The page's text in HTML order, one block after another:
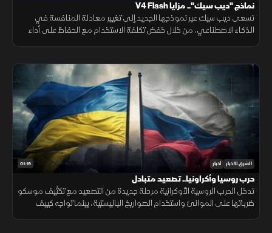
نماذج "ديب سيك".. مزايا V4 Flash
تسعى ديب سيك عبر نموذجها الجديد إلى تغيير معادلة المنافسة في
الذكاء الاصطناعي، من خلال خفض تكلفة الاستخدام مع الحفاظ على أداء
01:19 الشرق للأخبار أخبار
حرب روسيا وأكراونيا.. تصعيد متبادل
تدخل الحرب الروسية الأوكرانية مرحلة جديدة من التصعيد مع تكثيف موسكو
ضرباتها على الموانئ واستخدام الصواريخ الباليستية، بينما تواجه كييف